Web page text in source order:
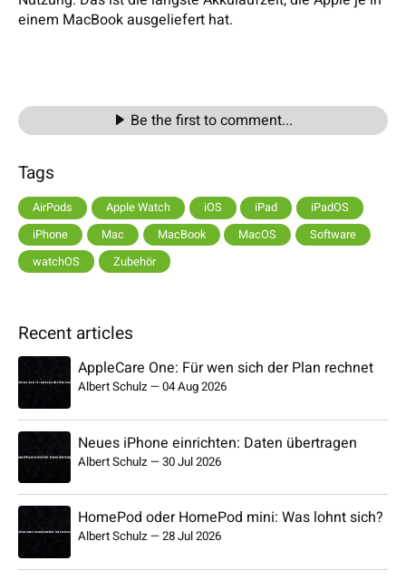
einem MacBook ausgeliefert hat.
Be the first to comment...
Tags
AirPods Apple Watch iOS iPad
iPadOS
iPhone
Mac MacBook MacOS
Software
watchOS
Zubehör
Recent articles
AppleCare One: Für wen sich der Plan rechnet
Albert Schulz—04 Aug 2026
Neues iPhone einrichten: Daten übertragen
Albert Schulz—30 Jul 2026
HomePod oder HomePod mini: Was lohnt sich?
Albert Schulz—28 Jul 2026